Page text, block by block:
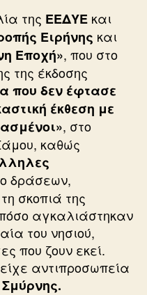
της ΕΕΔΥΕ και
Ειρήνης και
Εποχή», που στο
της έκδοσης
που δεν έφτασε
έκθεση με
, στο
καθώς
δράσεων,
σκοπιά της
αγκαλιάστηκαν
του νησιού,
που ζουν εκεί.
αντιπροσωπεία